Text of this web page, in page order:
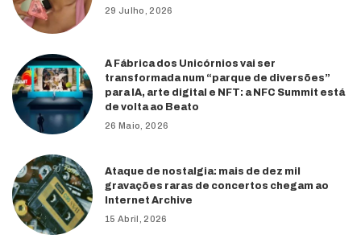
29 Julho, 2026
A Fábrica dos Unicórnios vai ser
transformada num “parque de diversões”
para IA, arte digital e NFT: a NFC Summit está
de volta ao Beato
26 Maio, 2026
Ataque de nostalgia: mais de dez mil
gravações raras de concertos chegam ao
Internet Archive
15 Abril, 2026